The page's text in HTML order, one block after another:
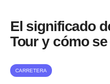
El significado
Tour y cómo
CARRETERA